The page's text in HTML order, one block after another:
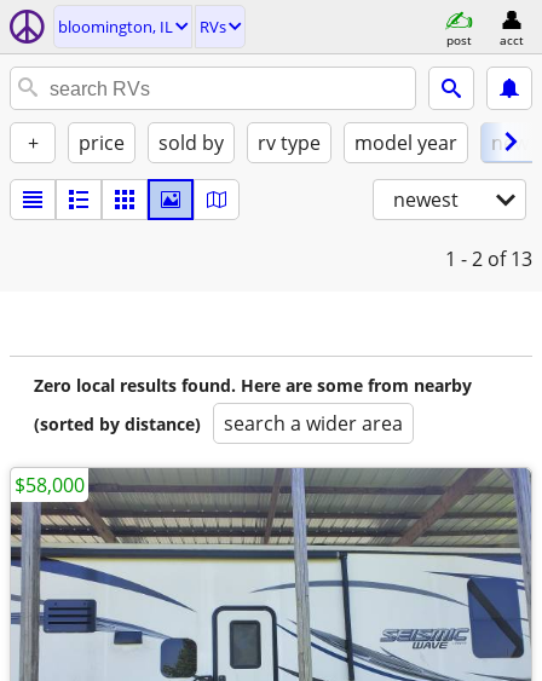
bloomington, IL RVs
post acct
+ price sold by rv type model year new
newest
1 - 2 of 13
Zero local results found. Here are some from nearby
(sorted by distance)
search a wider area
$58,000